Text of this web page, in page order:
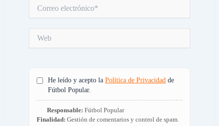
electrónico*
He leído y acepto laPolítica de Privacidad de
Fútbol Popular.
Responsable: Fútbol Popular
Finalidad: Gestión de comentarios y control de spam.